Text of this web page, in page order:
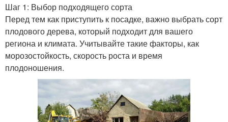
Шаг 1: Выбор подходящего сорта
Перед тем как приступить к посадке, важно выбрать сорт
плодового дерева, который подходит для вашего
региона и климата. Учитывайте такие факторы, как
морозостойкость, скорость роста и время
плодоношения.